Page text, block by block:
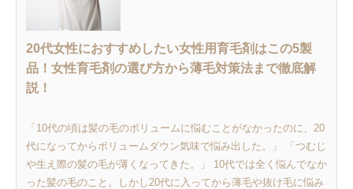
20代女性におすすめしたい女性用育毛剤はこの5製
品！女性育毛剤の選び方から薄毛対策法まで徹底解
説！
「10代の頃は髪の毛のボリュームに悩むことがなかったのに、20
代になってからボリュームダウン気味で悩み出した。」 「つむじ
や生え際の髪の毛が薄くなってきた。」 10代では全く悩んでなか
った髪の毛のこと。しかし20代に入ってから薄毛や抜け毛に悩み